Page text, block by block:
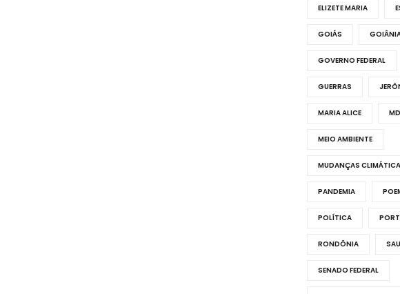
ELIZETE MARIA
GOIÁS
GOVERNO FEDERAL
GUERRAS
MARIA ALICE
MEIO AMBIENTE
MUDANÇAS
PANDEMIA
POLÍTICA
RONDÔNIA
SENADO FEDERAL